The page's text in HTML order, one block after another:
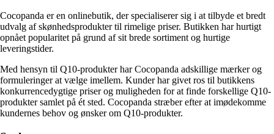
Cocopanda er en onlinebutik, der specialiserer sig i at tilbyde et bredt
udvalg af skønhedsprodukter til rimelige priser. Butikken har hurtigt
opnået popularitet på grund af sit brede sortiment og hurtige
leveringstider.
Med hensyn til Q10-produkter har Cocopanda adskillige mærker og
formuleringer at vælge imellem. Kunder har givet ros til butikkens
konkurrencedygtige priser og muligheden for at finde forskellige Q10-
produkter samlet på ét sted. Cocopanda stræber efter at imødekomme
kundernes behov og ønsker om Q10-produkter.